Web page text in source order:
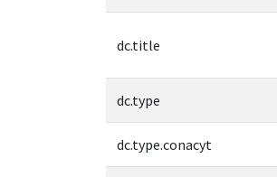
dc.title
dc.type
dc.type.conacyt